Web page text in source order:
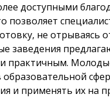
доступными
позволяет
не отрываясь
заведения
и практичным.
и применять их на